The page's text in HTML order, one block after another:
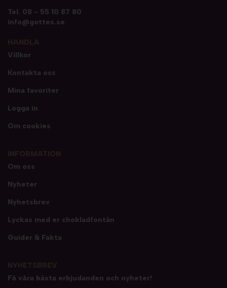
Tel. 08 - 55 10 87 80
info@gottes.se
Villkor
Kontakta oss
Mina favoriter
Logga in
Om cookies
Om oss
Nyheter
Nyhetsbrev
Lyckas med er chokladfontän
Guider & Fakta
Få våra bästa erbjudanden och nyheter!